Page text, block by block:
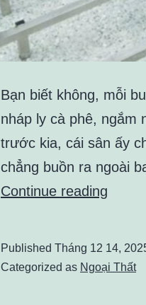
Bạn biết không, mỗi
nháp ly cà phê, ngắm
trước kia, cái sân ấy
chẳng buồn ra ngoài
Continue reading
trời
Published Tháng 12 14,
Categorized as Ngoại Thất